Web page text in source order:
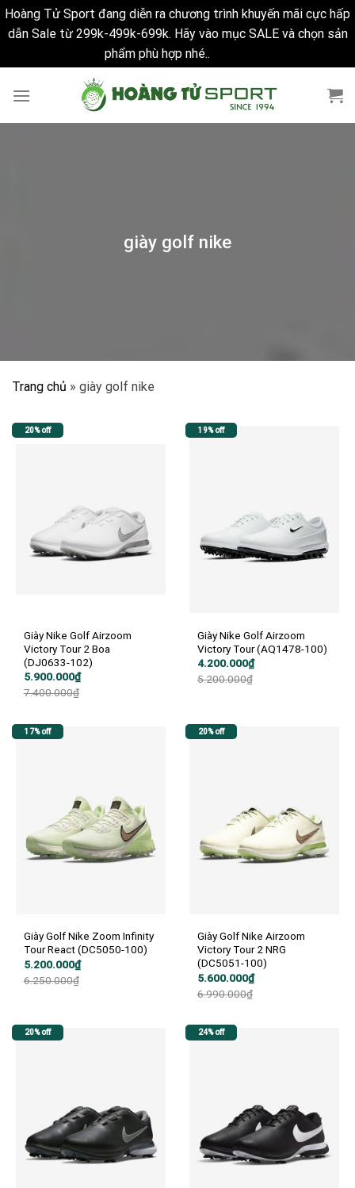
Hoàng Tử Sport đang diễn ra chương trình khuyến mãi cực hấp
dẫn Sale từ 299k-499k-699k. Hãy vào mục SALE và chọn sản
phẩm phù hợp nhé..
giày golf nike
Trang chủ » giày golf nike
20% off
Giày Nike Golf Airzoom
Victory Tour 2 Boa
(DJ0633-102)
7.400.000₫
Giá
là:
5.900.000₫
Giá
tại
19% off
Giày Nike Golf Airzoom
Victory Tour (AQ1478-100)
5.200.000₫
Giá
là:
4.200.000₫
Giá
tại
17% off
Giày Golf Nike Zoom Infinity
Tour React (DC5050-100)
6.250.000₫
Giá
là:
5.200.000₫
Giá
tại
20% off
Giày Golf Nike Airzoom
Victory Tour 2 NRG
(DC5051-100)
6.990.000₫
Giá
là:
5.600.000₫
Giá
tại
20% off 24% off